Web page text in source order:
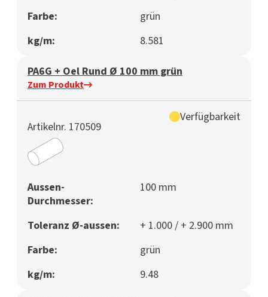
Farbe:
grün
kg/m:
8.581
PA6G + Oel Rund Ø 100 mm grün
Zum Produkt
Artikelnr. 170509
Verfügbarkeit
Aussen-
Durchmesser:
100 mm
Toleranz Ø-aussen:
+ 1.000 / + 2.900 mm
Farbe:
grün
kg/m:
9.48